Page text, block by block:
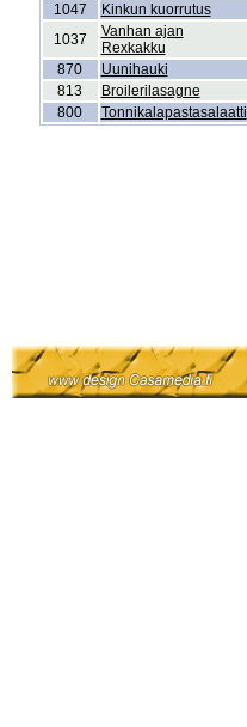
1047
Kinkun kuorrutus
1037
Vanhan ajan
Rexkakku
870
Uunihauki
813
Broilerilasagne
800
Tonnikalapastasalaatti